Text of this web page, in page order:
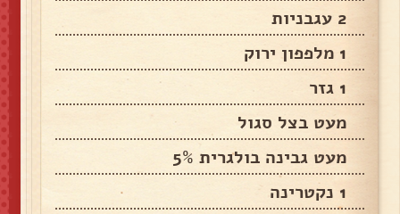
2 עגבניות
1 מלפפון ירוק
1 גזר
מעט בצל סגול
מעט גבינה בולגרית 5%
1 נקטרינה